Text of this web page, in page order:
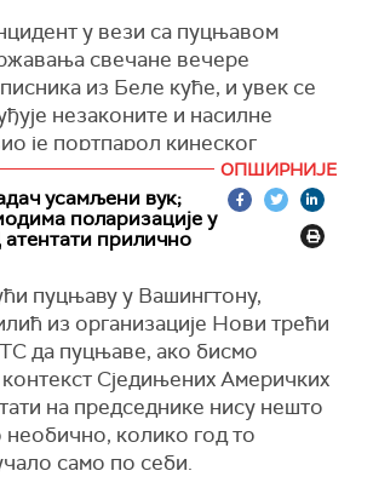
у вези са пуцњавом
свечане вечере
из Беле куће, и увек се
незаконите и насилне
је портпарол кинеског
спољних послова Лин Ђен.
за новинаре у
да се Кина "доследно противи"
преноси
требало да посети Пекинг
би се састао са кинеским
Си Ђинпингом, током своје
после осам година.
ОПШИРНИЈЕ
усамљени вук;
поларизације у
прилично
пуцњаву у Вашингтону,
из организације Нови трећи
да пуцњаве, ако бисмо
Сједињених Америчких
на председнике нису нешто
колико год то
само по себи.